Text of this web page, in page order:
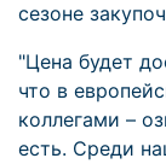
сезоне
"Цена будет
что в
коллегами –
есть. Среди